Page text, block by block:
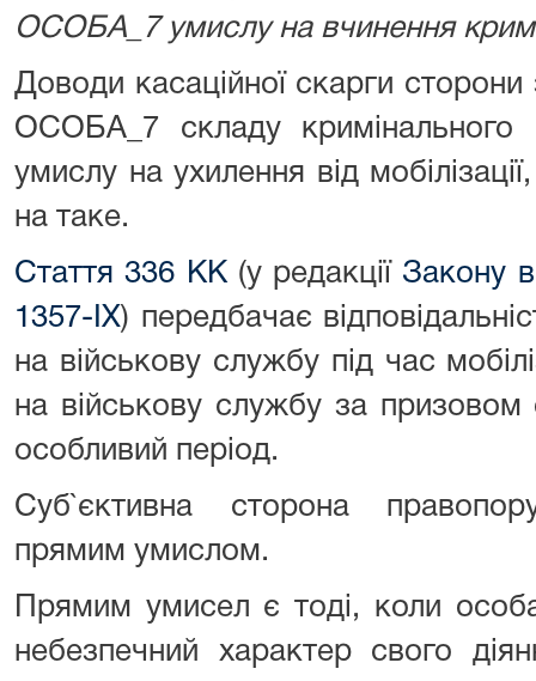
ОСОБА_7 умислу на вчинення
Доводи касаційної скарги сторони
ОСОБА_7 складу кримінального
умислу на ухилення від
на таке.
Стаття 336 КК(у редакції Закону
1357-ІХ) передбачає
на військову службу під час
на військову службу за призовом
особливий період.
Суб`єктивна сторона
прямим умислом.
Прямим умисел є тоді, коли
небезпечний характер свого